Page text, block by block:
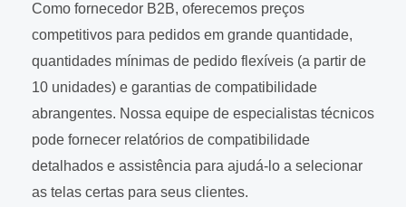
Como fornecedor B2B, oferecemos preços
competitivos para pedidos em grande quantidade,
quantidades mínimas de pedido flexíveis (a partir de
10 unidades) e garantias de compatibilidade
abrangentes. Nossa equipe de especialistas técnicos
pode fornecer relatórios de compatibilidade
detalhados e assistência para ajudá-lo a selecionar
as telas certas para seus clientes.